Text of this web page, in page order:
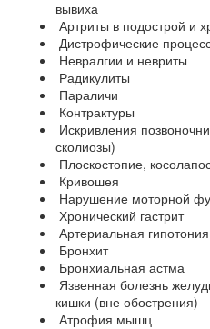
вывиха
Артриты в подострой и
Дистрофические
Невралгии и невриты
Радикулиты
Параличи
Контрактуры
Искривления
сколиозы)
Плоскостопие,
Кривошея
Нарушение моторной
Хронический гастрит
Артериальная гипотония
Бронхит
Бронхиальная астма
Язвенная болезнь
кишки (вне обострения)
Атрофия мышц